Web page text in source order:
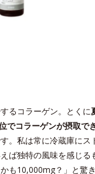
るコラーゲン。とくに
でコラーゲンが摂取で
。私は常に冷蔵庫にス
ば独特の風味を感じ
も10,000mg？」と驚